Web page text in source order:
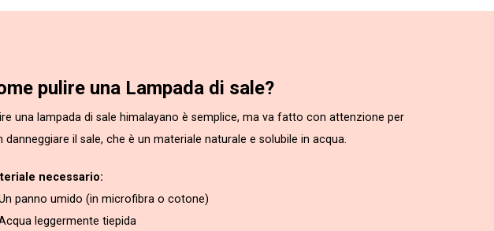
pulire una Lampada di sale?
una lampada di sale himalayano è semplice, ma va fatto con attenzione per
danneggiare il sale, che è un materiale naturale e solubile in acqua.
necessario:
panno umido (in microfibra o cotone)
leggermente tiepida